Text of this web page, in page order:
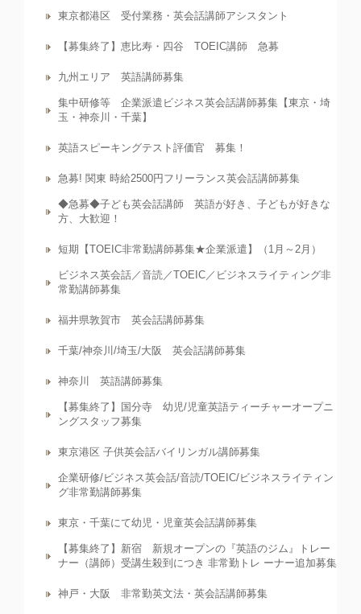
東京都港区 受付業務・英会話講師アシスタント
【募集終了】恵比寿・四谷 TOEIC講師 急募
九州エリア 英語講師募集
集中研修等 企業派遣ビジネス英会話講師募集【東京・埼
玉・神奈川・千葉】
英語スピーキングテスト評価官 募集！
急募! 関東 時給2500円フリーランス英会話講師募集
◆急募◆子ども英会話講師 英語が好き、子どもが好きな
方、大歓迎！
短期【TOEIC非常勤講師募集★企業派遣】（1月～2月）
ビジネス英会話／音読／TOEIC／ビジネスライティング非
常勤講師募集
福井県敦賀市 英会話講師募集
千葉/神奈川/埼玉/大阪 英会話講師募集
神奈川 英語講師募集
【募集終了】国分寺 幼児/児童英語ティーチャーオープニ
ングスタッフ募集
東京港区 子供英会話バイリンガル講師募集
企業研修/ビジネス英会話/音読/TOEIC/ビジネスライティン
グ非常勤講師募集
東京・千葉にて幼児・児童英会話講師募集
【募集終了】新宿 新規オープンの『英語のジム』トレー
ナー（講師）受講生殺到につき 非常勤トレ ーナー追加募集
神戸・大阪 非常勤英文法・英会話講師募集